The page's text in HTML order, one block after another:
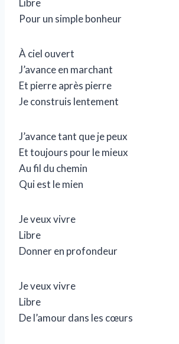
Pour un simple bonheur
À ciel ouvert
J’avance en marchant
Et pierre après pierre
Je construis lentement
J’avance tant que je peux
Et toujours pour le mieux
Au fil du chemin
Qui est le mien
Je veux vivre
Libre
Donner en profondeur
Je veux vivre
Libre
De l’amour dans les cœurs